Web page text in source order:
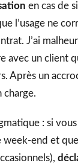
en cas de
l’usage ne
J’ai
avec un client
Après un
charge.
: si
week-end et